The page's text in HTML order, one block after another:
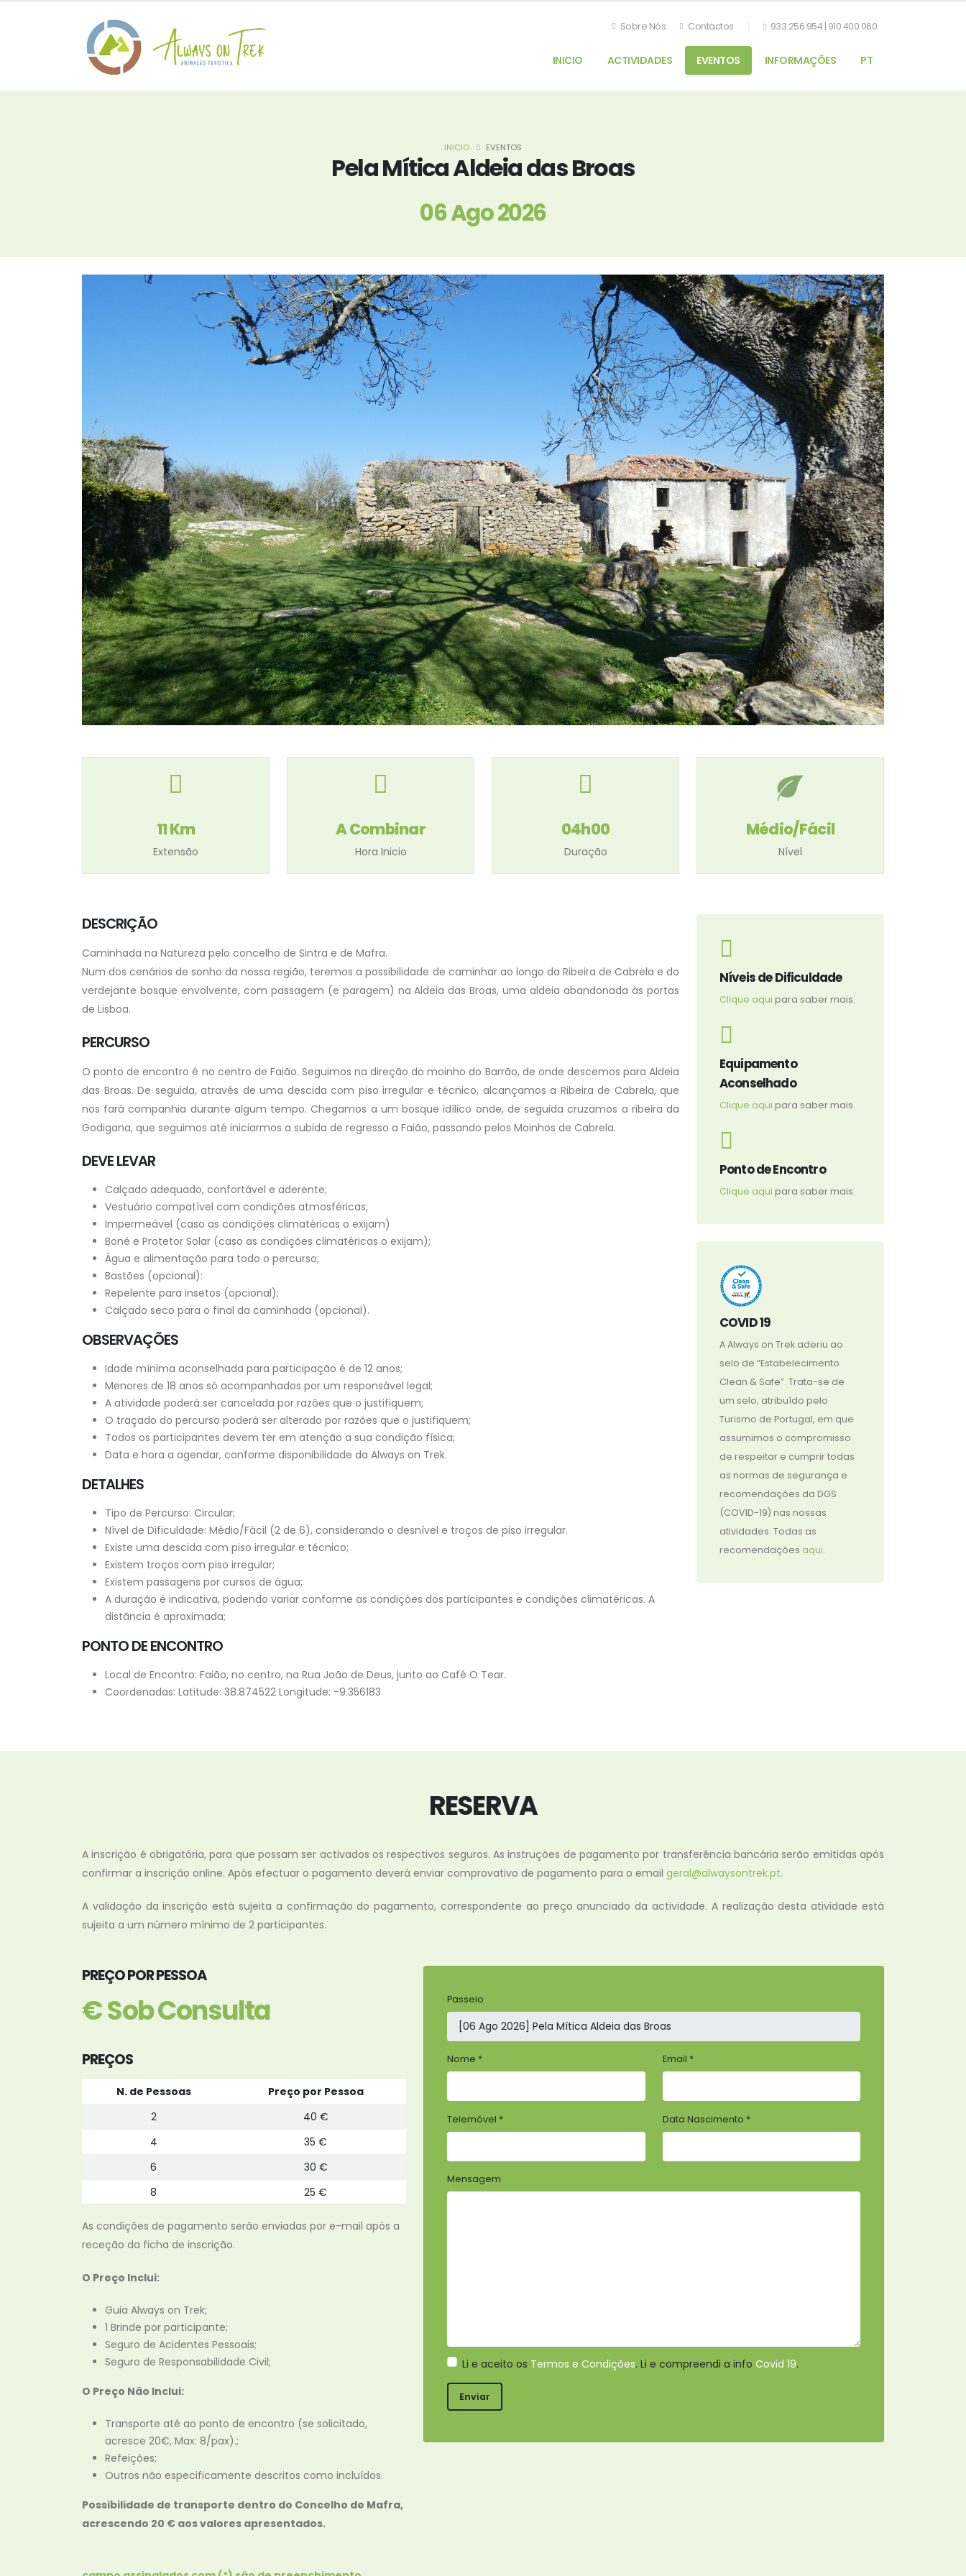
Sobre Nós Contactos 933 256 954 | 910 400 060
INICIO ACTIVIDADES EVENTOS INFORMAÇÕES PT
Pela Mítica Aldeia das Broas
06 Ago 2026
INICIO EVENTOS
11 Km
Extensão
A Combinar
Hora Inicio
04h00
Duração
Médio/Fácil
Nível
DESCRIÇÃO
Caminhada na Natureza pelo concelho de Sintra e de Mafra.
Num dos cenários de sonho da nossa região, teremos a possibilidade de caminhar ao longo da Ribeira de Cabrela e do
verdejante bosque envolvente, com passagem (e paragem) na Aldeia das Broas, uma aldeia abandonada às portas
de Lisboa.
PERCURSO
O ponto de encontro é no centro de Faião. Seguimos na direção do moinho do Barrão, de onde descemos para Aldeia
das Broas. De seguida, através de uma descida com piso irregular e técnico, alcançamos a Ribeira de Cabrela, que
nos fará companhia durante algum tempo. Chegamos a um bosque idílico onde, de seguida cruzamos a ribeira da
Godigana, que seguimos até iniciarmos a subida de regresso a Faião, passando pelos Moinhos de Cabrela.
DEVE LEVAR
Calçado adequado, confortável e aderente;
Vestuário compatível com condições atmosféricas;
Impermeável (caso as condições climatéricas o exijam)
Boné e Protetor Solar (caso as condições climatéricas o exijam);
Água e alimentação para todo o percurso;
Bastões (opcional):
Repelente para insetos (opcional);
Calçado seco para o final da caminhada (opcional).
OBSERVAÇÕES
Idade mínima aconselhada para participação é de 12 anos;
Menores de 18 anos só acompanhados por um responsável legal;
A atividade poderá ser cancelada por razões que o justifiquem;
O traçado do percurso poderá ser alterado por razões que o justifiquem;
Todos os participantes devem ter em atenção a sua condição física;
Data e hora a agendar, conforme disponibilidade da Always on Trek.
DETALHES
Tipo de Percurso: Circular;
Nível de Dificuldade: Médio/Fácil (2 de 6), considerando o desnível e troços de piso irregular.
Existe uma descida com piso irregular e técnico;
Existem troços com piso irregular;
Existem passagens por cursos de água;
A duração é indicativa, podendo variar conforme as condições dos participantes e condições climatéricas. A
distância é aproximada;
PONTO DE ENCONTRO
Local de Encontro: Faião, no centro, na Rua João de Deus, junto ao Café O Tear.
Coordenadas: Latitude: 38.874522 Longitude: -9.356183
Níveis de Dificuldade
Clique aqui para saber mais.
Equipamento
Aconselhado
Clique aqui para saber mais.
Ponto de Encontro
Clique aqui para saber mais.
COVID 19
A Always on Trek aderiu ao
selo de “Estabelecimento
Clean & Safe”. Trata-se de
um selo, atribuído pelo
Turismo de Portugal, em que
assumimos o compromisso
de respeitar e cumprir todas
as normas de segurança e
recomendações da DGS
(COVID-19) nas nossas
atividades. Todas as
recomendações aqui.
RESERVA
A inscrição é obrigatória, para que possam ser activados os respectivos seguros. As instruções de pagamento por transferência bancária serão emitidas após
confirmar a inscrição online. Após efectuar o pagamento deverá enviar comprovativo de pagamento para o email geral@alwaysontrek.pt.
A validação da inscrição está sujeita a confirmação do pagamento, correspondente ao preço anunciado da actividade. A realização desta atividade está
sujeita a um número mínimo de 2 participantes.
PREÇO POR PESSOA
€ Sob Consulta
PREÇOS
N. de Pessoas
Preço por Pessoa
2
40 €
4
35 €
6
30 €
8
25 €
As condições de pagamento serão enviadas por e-mail após a
receção da ficha de inscrição.
O Preço Inclui:
Guia Always on Trek;
1 Brinde por participante;
Seguro de Acidentes Pessoais;
Seguro de Responsabilidade Civil;
O Preço Não Inclui:
Transporte até ao ponto de encontro (se solicitado,
acresce 20€, Max: 8/pax).;
Refeições;
Outros não especificamente descritos como incluídos.
Possibilidade de transporte dentro do Concelho de Mafra,
acrescendo 20 € aos valores apresentados.
Passeio
Nome * Email *
Telemóvel * Data Nascimento *
Mensagem
Li e aceito os Termos e Condições. Li e compreendi a info Covid 19.